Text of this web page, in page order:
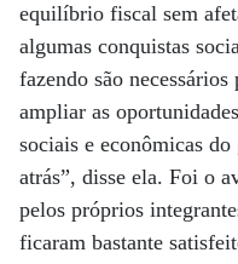
equilíbrio fiscal sem
algumas conquistas
fazendo são
ampliar as
sociais e econômicas
atrás”, disse ela. Foi o
pelos próprios
ficaram bastante